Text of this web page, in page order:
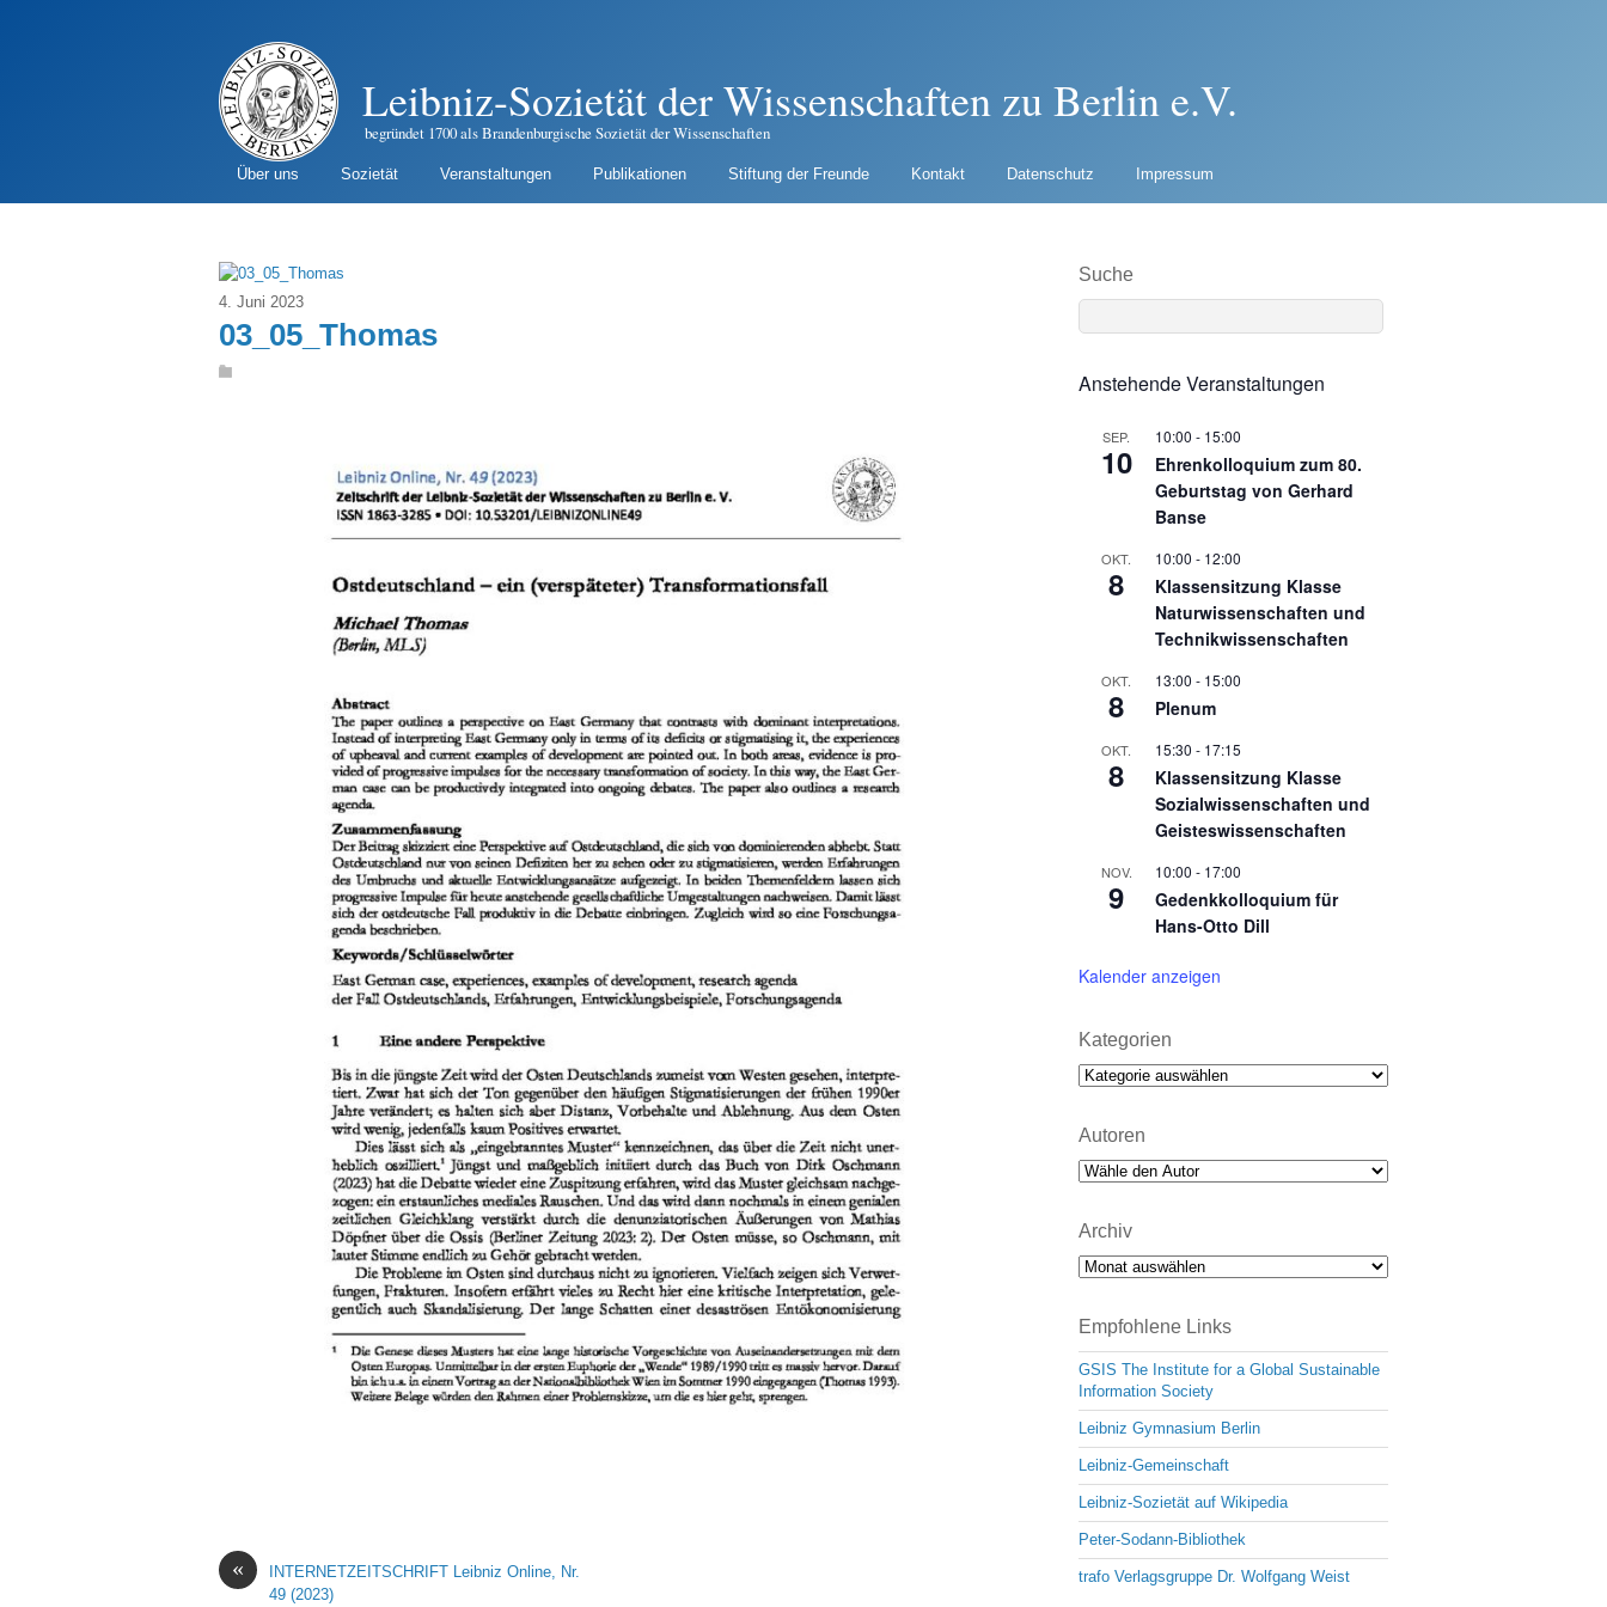
Leibniz-Sozietät der Wissenschaften zu Berlin e.V.
begründet 1700 als Brandenburgische Sozietät der Wissenschaften
Über uns Sozietät Veranstaltungen Publikationen Stiftung der Freunde Kontakt Datenschutz Impressum
4. Juni 2023
03_05_Thomas
«
INTERNETZEITSCHRIFT Leibniz Online, Nr.
49 (2023)
Suche
Anstehende Veranstaltungen
SEP.
10
10:00 - 15:00
Ehrenkolloquium zum 80.
Geburtstag von Gerhard
Banse
OKT.
8
10:00 - 12:00
Klassensitzung Klasse
Naturwissenschaften und
Technikwissenschaften
OKT.
8
13:00 - 15:00
Plenum
OKT.
8
15:30 - 17:15
Klassensitzung Klasse
Sozialwissenschaften und
Geisteswissenschaften
NOV.
9
10:00 - 17:00
Gedenkkolloquium für
Hans-Otto Dill
Kalender anzeigen
Kategorien
Kategorien
Autoren
Archiv
Archiv
Empfohlene Links
GSIS The Institute for a Global Sustainable
Information Society
Leibniz Gymnasium Berlin
Leibniz-Gemeinschaft
Leibniz-Sozietät auf Wikipedia
Peter-Sodann-Bibliothek
trafo Verlagsgruppe Dr. Wolfgang Weist